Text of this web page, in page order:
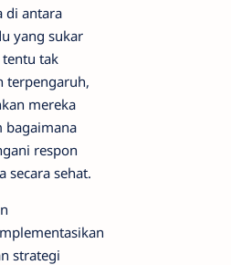
di antara
yang sukar
tak
terpengaruh,
mereka
bagaimana
respon
secara sehat.
strategi